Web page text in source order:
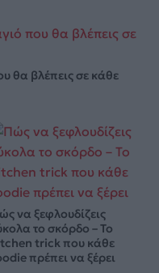
θα βλέπεις σε κάθε
να ξεφλουδίζεις
το σκόρδο – Το
trick που κάθε
πρέπει να ξέρει